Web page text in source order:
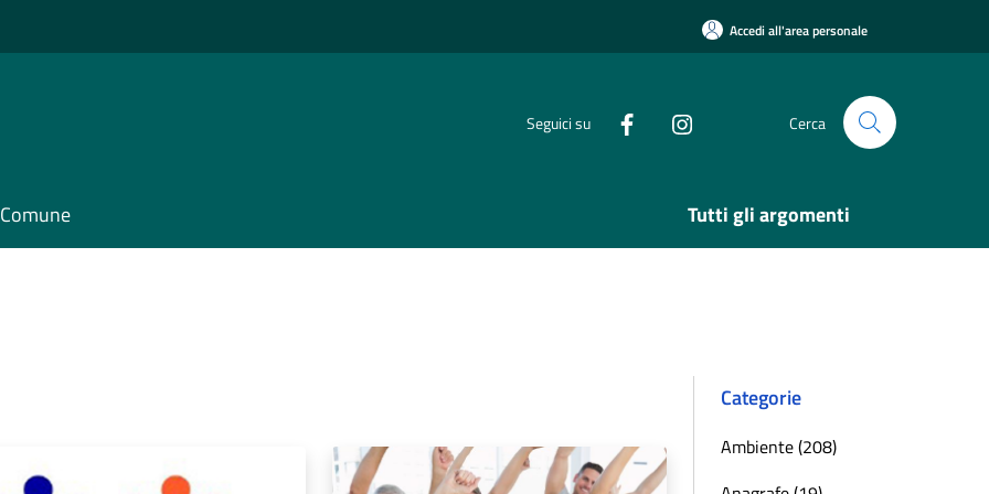
Accedi all'area personale
Seguici su Cerca
Tutti gli argomenti
Categorie
Ambiente (208)